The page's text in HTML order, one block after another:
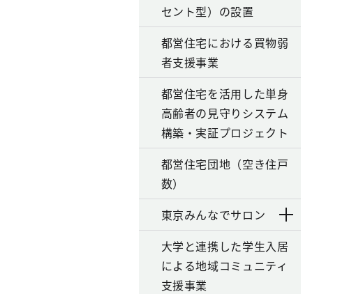
セント型）の設置
都営住宅における買物弱
者支援事業
都営住宅を活用した単身
高齢者の見守りシステム
構築・実証プロジェクト
都営住宅団地（空き住戸
数）
東京みんなでサロン
大学と連携した学生入居
による地域コミュニティ
支援事業